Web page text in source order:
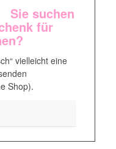
Sie suchen
für
vielleicht eine
Shop).